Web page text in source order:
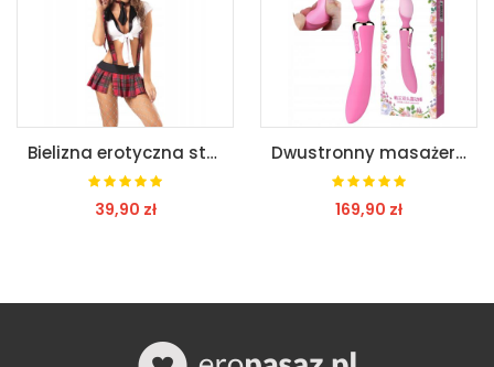
Bielizna erotyczna strój przebranie uczennicy s/m Dwustronny masażer z wibratorem nagrzewającym się